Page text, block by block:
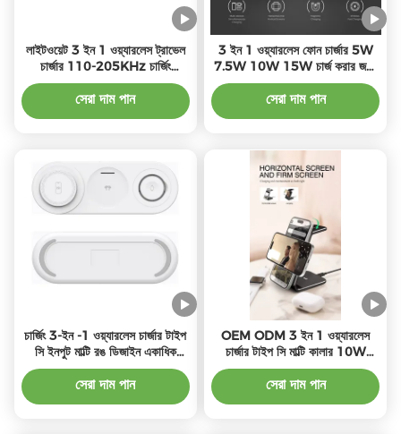
লাইটওয়েট 3 ইন 1 ওয়্যারলেস ট্রাভেল
চার্জার 110-205KHz চার্জিং
ফ্রিকোয়েন্সি 1m ক্যাবল সহ
সেরা দাম পান
3 ইন 1 ওয়্যারলেস ফোন চার্জার 5W
7.5W 10W 15W চার্জ করার জন্য
/ 1 এক্স টাইপ সি তারের
সেরা দাম পান
চার্জিং 3-ইন -1 ওয়্যারলেস চার্জার টাইপ
সি ইনপুট মাল্টি রঙ ডিজাইন একাধিক
ডিভাইসের জন্য 1m তারের
সেরা দাম পান
OEM ODM 3 ইন 1 ওয়্যারলেস
চার্জার টাইপ সি মাল্টি কালার 10W
পাওয়ার 5W ওয়াচ আউটপুট সহ
সেরা দাম পান